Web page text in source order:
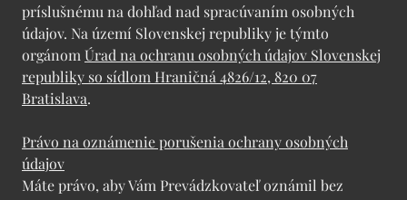
príslušnému na dohľad nad spracúvaním osobných
údajov. Na území Slovenskej republiky je týmto
orgánom Úrad na ochranu osobných údajov Slovenskej
republiky so sídlom Hraničná 4826/12, 820 07
Bratislava.
Právo na oznámenie porušenia ochrany osobných
údajov
Máte právo, aby Vám Prevádzkovateľ oznámil bez